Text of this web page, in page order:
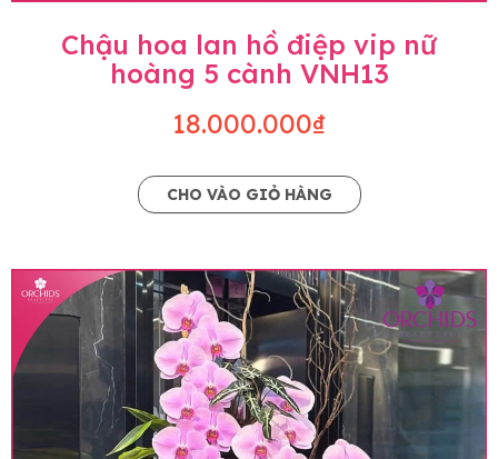
Chậu hoa lan hồ điệp vip nữ
hoàng 5 cành VNH13
18.000.000₫
CHO VÀO GIỎ HÀNG